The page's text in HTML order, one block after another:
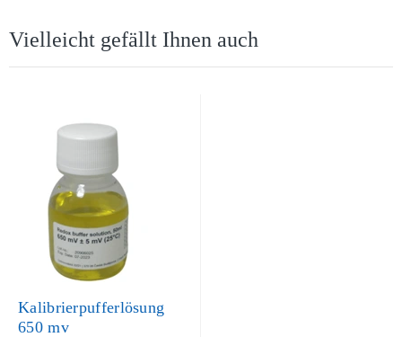
Vielleicht gefällt Ihnen auch
Kalibrierpufferlösung
650 mv